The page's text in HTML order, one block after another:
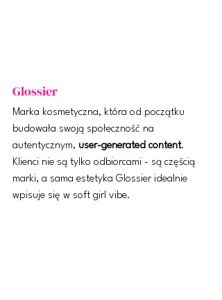
Glossier
Marka kosmetyczna, która od początku
budowała swoją społeczność na
autentycznym, user-generated content.
Klienci nie są tylko odbiorcami - są częścią
marki, a sama estetyka Glossier idealnie
wpisuje się w soft girl vibe.